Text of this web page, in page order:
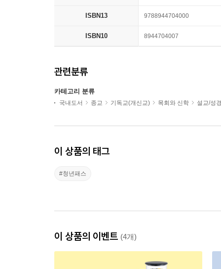
ISBN13 9788944704000
ISBN10 8944704007
관련분류
카테고리 분류
국내도서 종교 기독교(개신교) 목회와 신학 설교/성
이 상품의 태그
#청년패스
이 상품의 이벤트 (4개)